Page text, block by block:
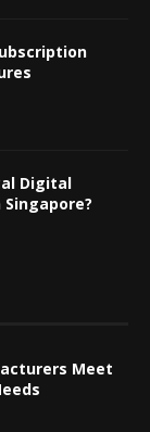
Digital
Meet